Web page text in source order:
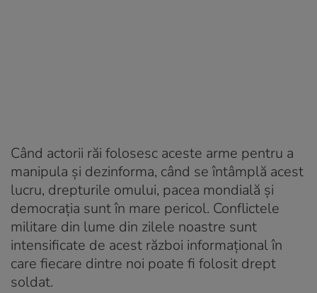
Când actorii răi folosesc aceste arme pentru a
manipula și dezinforma, când se întâmplă acest
lucru, drepturile omului, pacea mondială și
democrația sunt în mare pericol. Conflictele
militare din lume din zilele noastre sunt
intensificate de acest război informațional în
care fiecare dintre noi poate fi folosit drept
soldat.